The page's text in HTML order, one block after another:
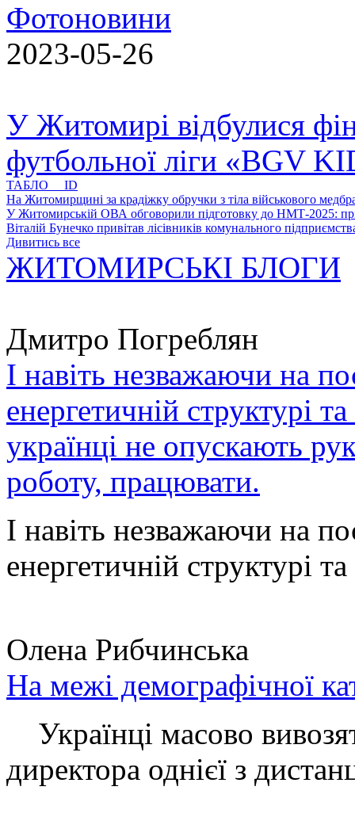
Фотоновини
2023-05-26
У Житомирі відбулися
футбольної ліги «BGV
ТАБЛО ID
На Житомирщині за крадіжку обручки з тіла військового
У Житомирській ОВА обговорили підготовку до НМТ-2025:
Віталій Бунечко привітав лісівників комунального
Дивитись все
ЖИТОМИРСЬКІ БЛОГИ
Дмитро Погреблян
І навіть незважаючи на
енергетичній структурі
українці не опускають
роботу, працювати.
І навіть незважаючи на
енергетичній структурі
Олена Рибчинська
На межі демографічної
Українці масово
директора однієї з